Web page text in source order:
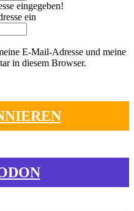
eingegeben!
ein
E-Mail-Adresse und meine
in diesem Browser.